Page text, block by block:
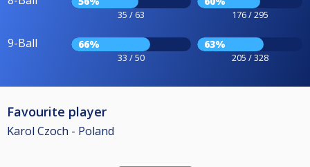
35 / 63 176 / 295
9-Ball 66%
33 / 50
63%
205 / 328
Favourite player
Karol Czoch - Poland